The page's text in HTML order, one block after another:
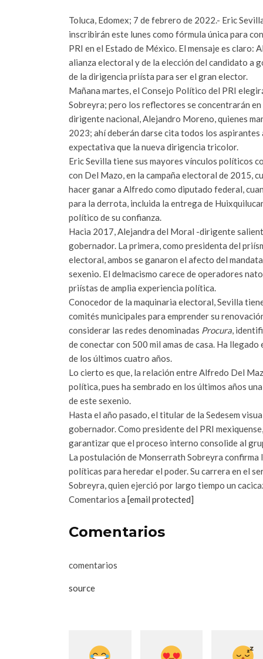
Toluca, Edomex; 7 de febrero de 2022.- Eric
inscribirán este lunes como fórmula única para
PRI en el Estado de México. El mensaje es
alianza electoral y de la elección del candidato a
de la dirigencia priísta para ser el gran elector.
Mañana martes, el Consejo Político del PRI
Sobreyra; pero los reflectores se concentrarán
dirigente nacional, Alejandro Moreno, quienes
2023; ahí deberán darse cita todos los aspirantes
expectativa que la nueva dirigencia tricolor.
Eric Sevilla tiene sus mayores vínculos políticos
con Del Mazo, en la campaña electoral de 2015,
hacer ganar a Alfredo como diputado federal,
para la derrota, incluida la entrega de
político de su confianza.
Hacia 2017, Alejandra del Moral -dirigente
gobernador. La primera, como presidenta del
electoral, ambos se ganaron el afecto del
sexenio. El delmacismo carece de operadores
priístas de amplia experiencia política.
Conocedor de la maquinaria electoral, Sevilla
comités municipales para emprender su
considerar las redes denominadas Procura,
de conectar con 500 mil amas de casa. Ha
de los últimos cuatro años.
Lo cierto es que, la relación entre Alfredo Del
política, pues ha sembrado en los últimos años
de este sexenio.
Hasta el año pasado, el titular de la Sedesem
gobernador. Como presidente del PRI
garantizar que el proceso interno consolide al
La postulación de Monserrath Sobreyra confirma
políticas para heredar el poder. Su carrera en el
Sobreyra, quien ejerció por largo tiempo un
Comentarios a [email protected]
Comentarios
comentarios
source